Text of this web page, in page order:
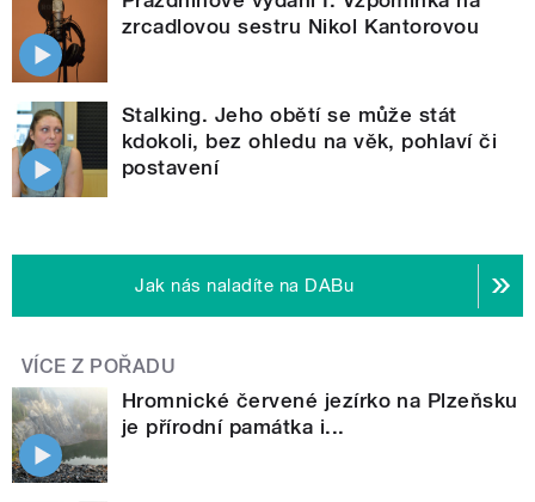
zrcadlovou sestru Nikol Kantorovou
Stalking. Jeho obětí se může stát
kdokoli, bez ohledu na věk, pohlaví či
postavení
Jak nás naladíte na DABu
VÍCE Z POŘADU
Hromnické červené jezírko na Plzeňsku
je přírodní památka i...